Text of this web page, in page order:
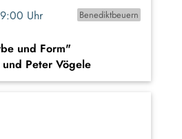
Uhr
Benediktbeuern
und Form"
Peter Vögele